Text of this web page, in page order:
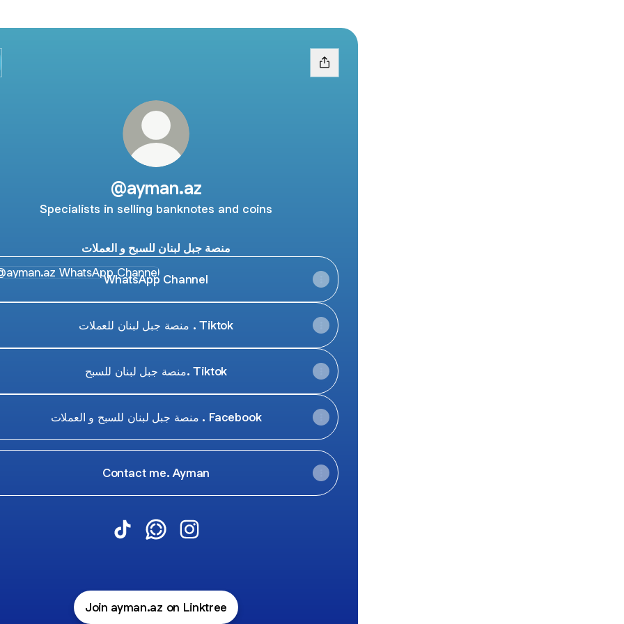
@ayman.az
Specialists in selling banknotes and coins
منصة جبل لبنان للسبح و العملات
Channel
WhatsApp Channel
منصة جبل لبنان للعملات . Tiktok
منصة جبل لبنان للسبح. Tiktok
منصة جبل لبنان للسبح و العملات . Facebook
Contact me. Ayman
Join ayman.az on Linktree